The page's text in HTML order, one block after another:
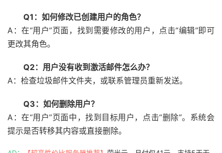
Q1：如何修改已创建用户的角色？
A：在“用户”页面，找到需要修改的用户，点击“编辑”即可
更改其角色。
Q2：用户没有收到激活邮件怎么办？
A：检查垃圾邮件文件夹，或联系管理员重新发送。
Q3：如何删除用户？
A：在“用户”页面中，找到目标用户，点击“删除”。系统会
提示是否转移其内容或直接删除。